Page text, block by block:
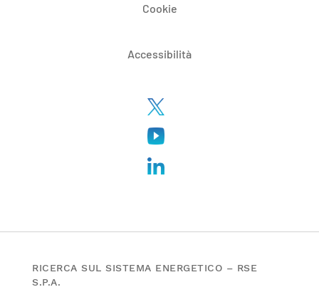
Cookie
Accessibilità
RICERCA SUL SISTEMA ENERGETICO – RSE
S.P.A.